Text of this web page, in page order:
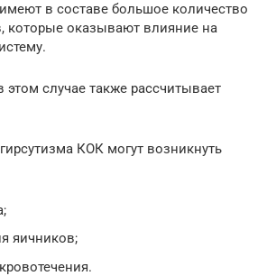
в составе большое количество
которые оказывают влияние на
этом случае также рассчитывает
КОК могут возникнуть
яичников;